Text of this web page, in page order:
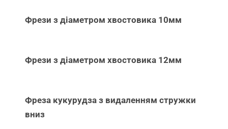
Фрези з діаметром хвостовика 10мм
Фрези з діаметром хвостовика 12мм
Фреза кукурудза з видаленням стружки
вниз